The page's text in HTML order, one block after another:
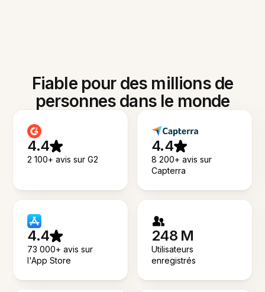
Fiable pour des millions de
personnes dans le monde
4.4
2 100+ avis sur G2
4.4
8 200+ avis sur
Capterra
4.4
73 000+ avis sur
l'App Store
248 M
Utilisateurs
enregistrés